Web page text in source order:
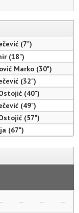
(7")
(18")
Marko (30")
(32")
(40")
(49")
(57")
(67")